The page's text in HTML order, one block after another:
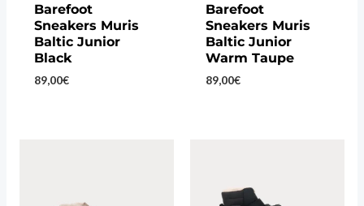
Barefoot
Sneakers Muris
Baltic Junior
Black
89,00€
Barefoot
Sneakers Muris
Baltic Junior
Warm Taupe
89,00€